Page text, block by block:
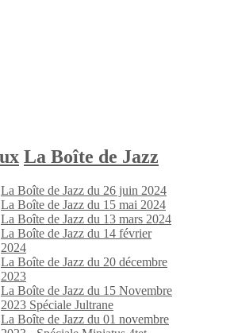
La Boîte de Jazz
La Boîte de Jazz du 26 juin 2024
La Boîte de Jazz du 15 mai 2024
La Boîte de Jazz du 13 mars 2024
La Boîte de Jazz du 14 février
2024
La Boîte de Jazz du 20 décembre
2023
La Boîte de Jazz du 15 Novembre
2023 Spéciale Jultrane
La Boîte de Jazz du 01 novembre